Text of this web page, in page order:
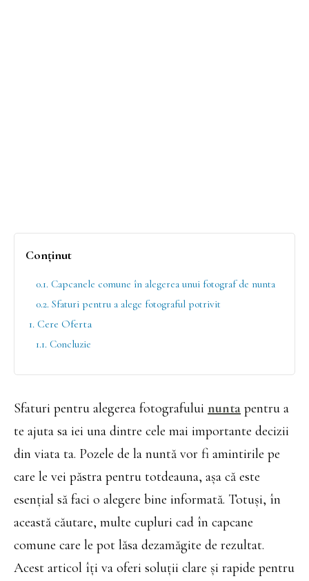
Conținut
0.1. Capcanele comune în alegerea unui fotograf de nunta
0.2. Sfaturi pentru a alege fotograful potrivit
1. Cere Oferta
1.1. Concluzie
Sfaturi pentru alegerea fotografului nunta pentru a
te ajuta sa iei una dintre cele mai importante decizii
din viata ta. Pozele de la nuntă vor fi amintirile pe
care le vei păstra pentru totdeauna, așa că este
esențial să faci o alegere bine informată. Totuși, în
această căutare, multe cupluri cad în capcane
comune care le pot lăsa dezamăgite de rezultat.
Acest articol îți va oferi soluții clare și rapide pentru